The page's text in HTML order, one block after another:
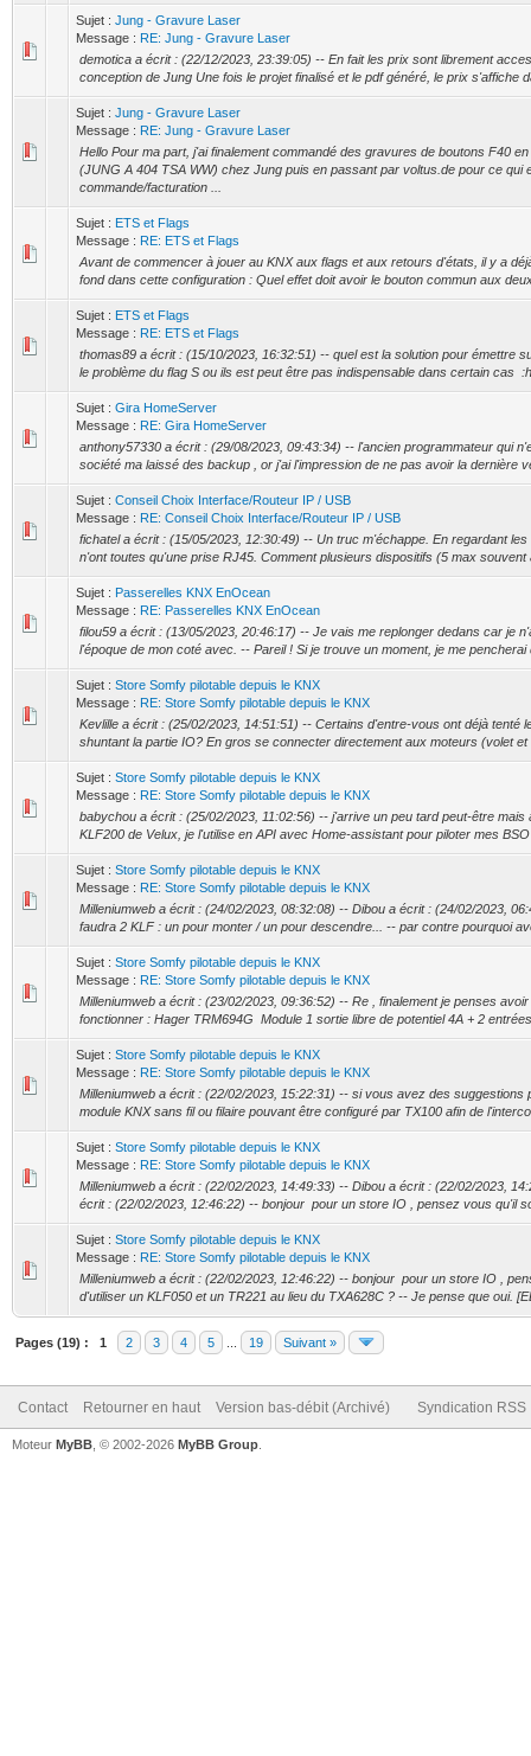
Sujet : Jung - Gravure Laser
Message : RE: Jung - Gravure Laser
demotica a écrit : (22/12/2023, 23:39:05) -- En fait les prix sont librement
conception de Jung Une fois le projet finalisé et le pdf généré, le prix s'affiche
Sujet : Jung - Gravure Laser
Message : RE: Jung - Gravure Laser
Hello Pour ma part, j'ai finalement commandé des gravures de boutons F40
(JUNG A 404 TSA WW) chez Jung puis en passant par voltus.de pour ce qui
commande/facturation ...
Sujet : ETS et Flags
Message : RE: ETS et Flags
Avant de commencer à jouer au KNX aux flags et aux retours d'états, il y a
fond dans cette configuration : Quel effet doit avoir le bouton commun aux
Sujet : ETS et Flags
Message : RE: ETS et Flags
thomas89 a écrit : (15/10/2023, 16:32:51) -- quel est la solution pour émettre
le problème du flag S ou ils est peut être pas indispensable dans certain cas
Sujet : Gira HomeServer
Message : RE: Gira HomeServer
anthony57330 a écrit : (29/08/2023, 09:43:34) -- l'ancien programmateur qui
société ma laissé des backup , or j'ai l'impression de ne pas avoir la dernière
Sujet : Conseil Choix Interface/Routeur IP / USB
Message : RE: Conseil Choix Interface/Routeur IP / USB
fichatel a écrit : (15/05/2023, 12:30:49) -- Un truc m'échappe. En regardant
n'ont toutes qu'une prise RJ45. Comment plusieurs dispositifs (5 max souvent
Sujet : Passerelles KNX EnOcean
Message : RE: Passerelles KNX EnOcean
filou59 a écrit : (13/05/2023, 20:46:17) -- Je vais me replonger dedans car je
l'époque de mon coté avec. -- Pareil ! Si je trouve un moment, je me pencherai
Sujet : Store Somfy pilotable depuis le KNX
Message : RE: Store Somfy pilotable depuis le KNX
Kevlille a écrit : (25/02/2023, 14:51:51) -- Certains d'entre-vous ont déjà tenté
shuntant la partie IO? En gros se connecter directement aux moteurs (volet
Sujet : Store Somfy pilotable depuis le KNX
Message : RE: Store Somfy pilotable depuis le KNX
babychou a écrit : (25/02/2023, 11:02:56) -- j'arrive un peu tard peut-être mais
KLF200 de Velux, je l'utilise en API avec Home-assistant pour piloter mes
Sujet : Store Somfy pilotable depuis le KNX
Message : RE: Store Somfy pilotable depuis le KNX
Milleniumweb a écrit : (24/02/2023, 08:32:08) -- Dibou a écrit : (24/02/2023,
faudra 2 KLF : un pour monter / un pour descendre... -- par contre pourquoi
Sujet : Store Somfy pilotable depuis le KNX
Message : RE: Store Somfy pilotable depuis le KNX
Milleniumweb a écrit : (23/02/2023, 09:36:52) -- Re , finalement je penses
fonctionner : Hager TRM694G Module 1 sortie libre de potentiel 4A + 2
Sujet : Store Somfy pilotable depuis le KNX
Message : RE: Store Somfy pilotable depuis le KNX
Milleniumweb a écrit : (22/02/2023, 15:22:31) -- si vous avez des suggestions
module KNX sans fil ou filaire pouvant être configuré par TX100 afin de
Sujet : Store Somfy pilotable depuis le KNX
Message : RE: Store Somfy pilotable depuis le KNX
Milleniumweb a écrit : (22/02/2023, 14:49:33) -- Dibou a écrit : (22/02/2023,
écrit : (22/02/2023, 12:46:22) -- bonjour pour un store IO , pensez vous qu'il
Sujet : Store Somfy pilotable depuis le KNX
Message : RE: Store Somfy pilotable depuis le KNX
Milleniumweb a écrit : (22/02/2023, 12:46:22) -- bonjour pour un store IO ,
d'utiliser un KLF050 et un TR221 au lieu du TXA628C ? -- Je pense que oui.
Pages (19) : 1 2 3 4 5 19 Suivant »
Contact Retourner en haut Version bas-débit (Archivé) Syndication RSS
Moteur MyBB , © 2002-2026 MyBB Group